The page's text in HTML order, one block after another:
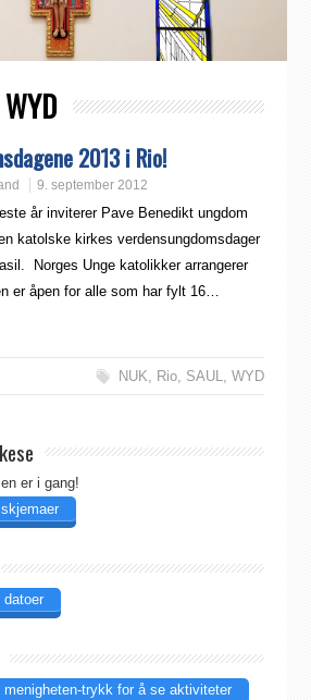
WYD
2013 i Rio!
9. september 2012
år inviterer Pave Benedikt ungdom
katolske kirkes verdensungdomsdager
Norges Unge katolikker arrangerer
er åpen for alle som har fylt 16…
NUK Rio SAUL ,WYD
er i gang!
trykk for å se aktiviteter